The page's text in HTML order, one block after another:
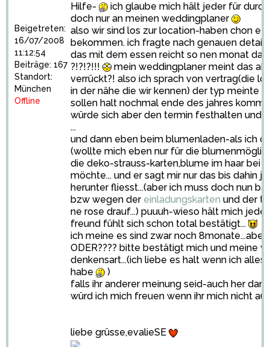
Beigetreten:
16/07/2008
11:12:54
Beiträge: 167
Standort:
München
Offline
Hilfe-
ich glaube mich hält jeder für
doch nur an meinen weddingplaner
also wir sind los zur location-haben chon
bekommen. ich fragte nach genauen
das mit dem essen reicht so nen monat
?!?!?!!!
mein weddingplaner meint das
verrückt?! also ich sprach von vertrag(die
in der nähe die wir kennen) der typ meinte
sollen halt nochmal ende des jahres
würde sich aber den termin festhalten und
...
und dann eben beim blumenladen-als ich
(wollte mich eben nur für die
die deko-strauss-karten,blume im haar bei
möchte... und er sagt mir nur das bis dahin
herunter fliesst...(aber ich muss doch nun
bzw wegen der einladungskarten und der
ne rose drauf...) puuuh-wieso hält mich
freund fühlt sich schon total bestätigt...
ich meine es sind zwar noch
ODER???? bitte bestätigt mich und meine
denkensart...(ich liebe es halt wenn ich
habe
)
falls ihr anderer meinung seid-auch her
würd ich mich freuen wenn ihr mich nicht
liebe grüsse,evalieSE